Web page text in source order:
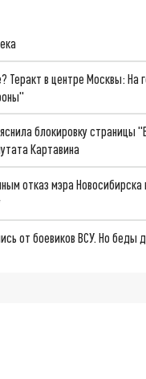
Теракт в центре Москвы: На
блокировку страницы
Картавина
отказ мэра Новосибирска
от боевиков ВСУ. Но беды